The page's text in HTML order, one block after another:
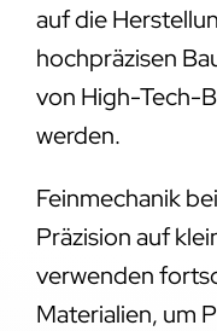
auf die
hochpräzisen
von High-Tech-
werden.
Feinmechanik
Präzision auf
verwenden
Materialien, um